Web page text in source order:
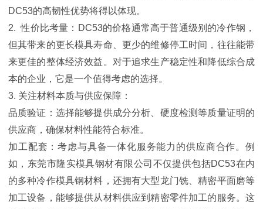
DC53的高韧性优势将得以体现。
2. 性价比考量：DC53的价格通常高于普通级别的冷作钢，
但其带来的更长模具寿命、更少的维修停工时间，往往能带
来更佳的整体经济效益。对于追求生产稳定性和降低综合成
本的企业，它是一个值得考虑的选择。
3. 关注材料本质与供应保障：
品质验证：选择能够提供成分分析、硬度检测等质量证明的
供应商，确保材料性能符合标准。
加工配套：考虑与具备一体化服务能力的供应商合作。例
如，东莞市隆实模具钢材有限公司不仅提供包括DC53在内
的多种冷作模具钢材料，还拥有大型龙门铣、精密平面磨等
加工设备，能够提供从材料供应到精密零件加工的服务。这